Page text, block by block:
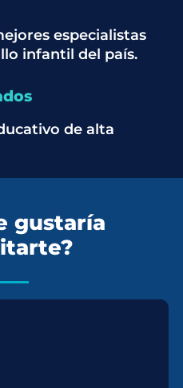
especialistas
infantil del país.
de alta
gustaría